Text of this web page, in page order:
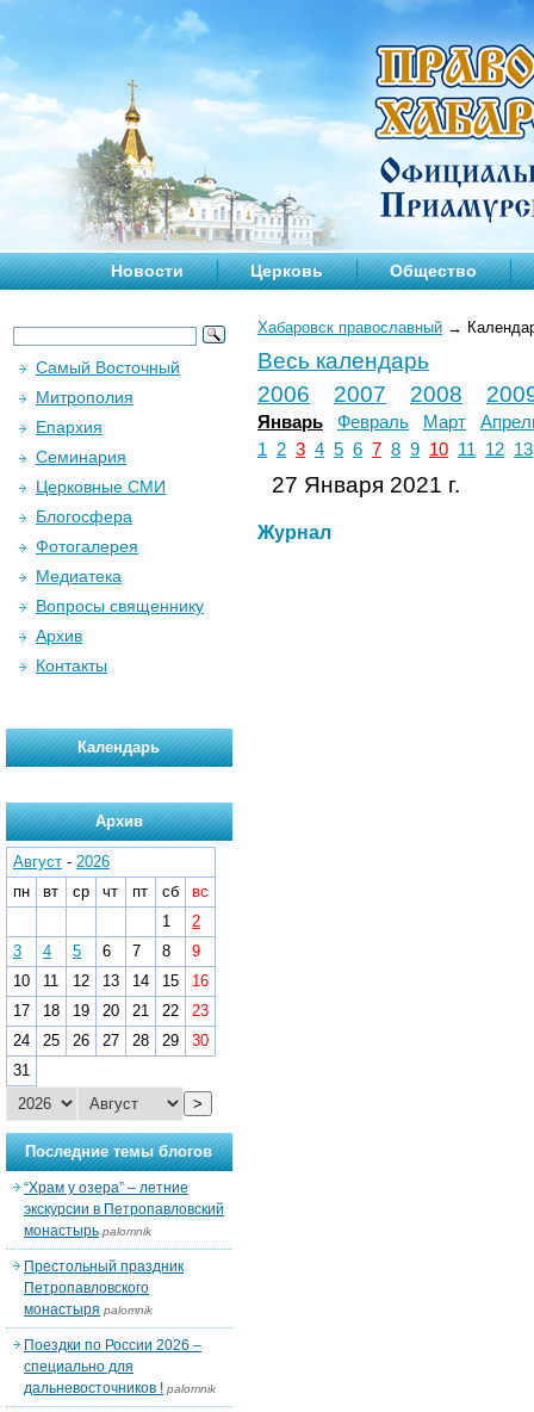
Новости Церковь Общество
Хабаровск православный →
Весь календарь
2006
2007 2008
Январь Февраль Март
1
2 3 4 5 6 7 8 9 10 11 12 13
27 Января 2021 г.
Журнал
Самый Восточный
Митрополия
Епархия
Семинария
Церковные СМИ
Блогосфера
Фотогалерея
Медиатека
Вопросы священнику
Архив
Контакты
Календарь
Архив
Август - 2026
пн
вт ср чт пт сб
вс
1
2
3
4 5 6 7 8
9
10
11 12 13 14 15
16
17
18 19 20 21 22
23
24
25 26 27 28 29
30
31
>
Последние темы блогов
“Храм у озера” – летние
экскурсии в Петропавловский
монастырь palomnik
Престольный праздник
Петропавловского
монастыря palomnik
Поездки по России 2026 –
специально для
дальневосточников ! palomnik